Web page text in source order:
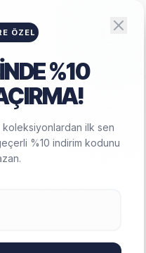
VE LOHUSA BASIC EŞOFMAN
- Yeşil
ÖZEL
%10
ilk sen
%10 indirim kodunu